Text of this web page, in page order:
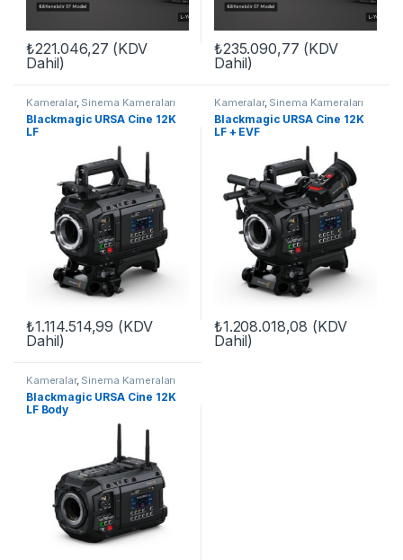
₺221.046,27 (KDV
Dahil)
₺235.090,77 (KDV
Dahil)
Kameralar, Sinema Kameraları
Blackmagic URSA Cine 12K
LF
₺1.114.514,99 (KDV
Dahil)
Kameralar, Sinema Kameraları
Blackmagic URSA Cine 12K
LF + EVF
₺1.208.018,08 (KDV
Dahil)
Kameralar, Sinema Kameraları
Blackmagic URSA Cine 12K
LF Body